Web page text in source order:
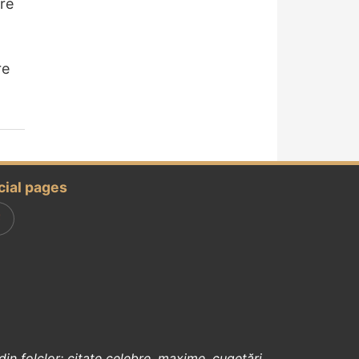
pages